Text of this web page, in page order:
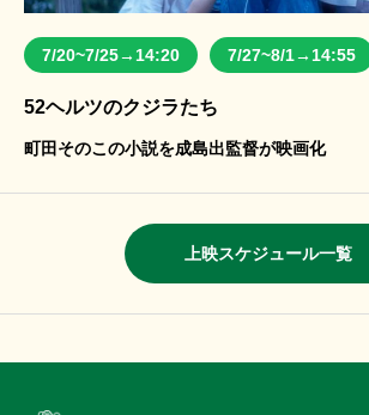
7/20~7/25→14:20 7/27~8/1→14:55
52ヘルツのクジラたち
町田そのこの小説を成島出監督が映画化
上映スケジュール一覧